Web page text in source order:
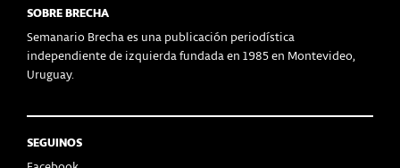
SOBRE BRECHA
Semanario Brecha es una publicación periodística
independiente de izquierda fundada en 1985 en Montevideo,
Uruguay.
SEGUINOS